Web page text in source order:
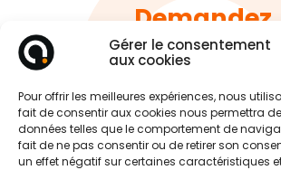
Gérer le consentement
aux cookies
Pour offrir les meilleures expériences, nous
fait de consentir aux cookies nous permettra
données telles que le comportement de
fait de ne pas consentir ou de retirer son
un effet négatif sur certaines caractéristiques
Demandez
un devis
Parlez-nous de